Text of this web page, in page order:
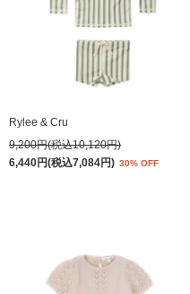
Rylee & Cru
9,200円(税込10,120円)
6,440円(税込7,084円) 30% OFF